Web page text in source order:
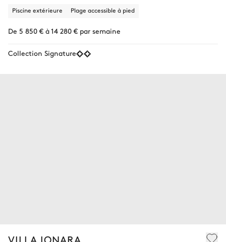
Piscine extérieure Plage accessible à pied
De 5 850 € à 14 280 € par semaine
Collection Signature
VILLA IONARA